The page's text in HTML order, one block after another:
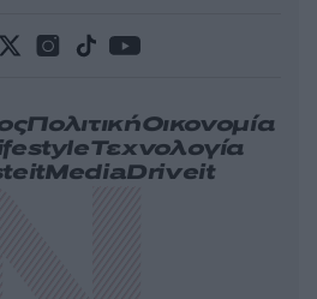
ΠολιτικήΟικονομία
Τεχνολογία
MediaDriveit